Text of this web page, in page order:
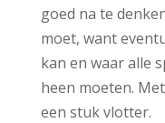
goed na te
moet, want
kan en waar alle
heen moeten.
een stuk vlotter.